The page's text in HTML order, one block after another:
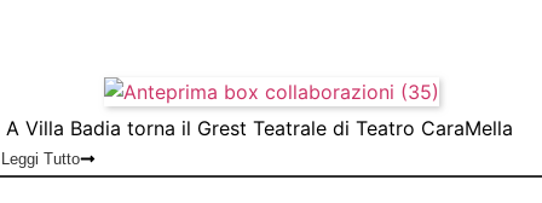
A Villa Badia torna il Grest Teatrale di Teatro CaraMella
Leggi Tutto